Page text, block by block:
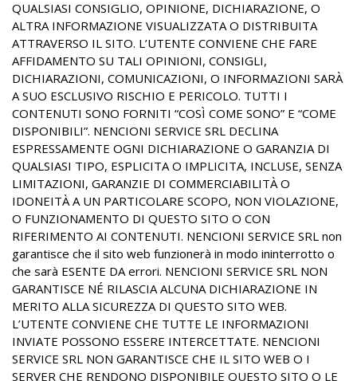
QUALSIASI CONSIGLIO, OPINIONE, DICHIARAZIONE, O
ALTRA INFORMAZIONE VISUALIZZATA O DISTRIBUITA
ATTRAVERSO IL SITO. L’UTENTE CONVIENE CHE FARE
AFFIDAMENTO SU TALI OPINIONI, CONSIGLI,
DICHIARAZIONI, COMUNICAZIONI, O INFORMAZIONI SARÀ
A SUO ESCLUSIVO RISCHIO E PERICOLO. TUTTI I
CONTENUTI SONO FORNITI “COSÌ COME SONO” E “COME
DISPONIBILI”. NENCIONI SERVICE SRL DECLINA
ESPRESSAMENTE OGNI DICHIARAZIONE O GARANZIA DI
QUALSIASI TIPO, ESPLICITA O IMPLICITA, INCLUSE, SENZA
LIMITAZIONI, GARANZIE DI COMMERCIABILITÀ O
IDONEITÀ A UN PARTICOLARE SCOPO, NON VIOLAZIONE,
O FUNZIONAMENTO DI QUESTO SITO O CON
RIFERIMENTO AI CONTENUTI. NENCIONI SERVICE SRL non
garantisce che il sito web funzionerà in modo ininterrotto o
che sarà ESENTE DA errori. NENCIONI SERVICE SRL NON
GARANTISCE NÉ RILASCIA ALCUNA DICHIARAZIONE IN
MERITO ALLA SICUREZZA DI QUESTO SITO WEB.
L’UTENTE CONVIENE CHE TUTTE LE INFORMAZIONI
INVIATE POSSONO ESSERE INTERCETTATE. NENCIONI
SERVICE SRL NON GARANTISCE CHE IL SITO WEB O I
SERVER CHE RENDONO DISPONIBILE QUESTO SITO O LE